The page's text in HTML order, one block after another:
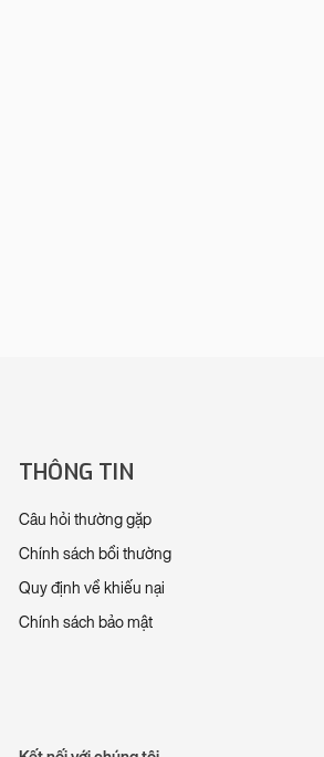
THÔNG TIN
Câu hỏi thường gặp
Chính sách bồi thường
Quy định về khiếu nại
Chính sách bảo mật